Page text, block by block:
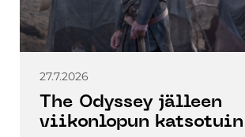
27.7.2026
The Odyssey jälleen
viikonlopun katsotuin